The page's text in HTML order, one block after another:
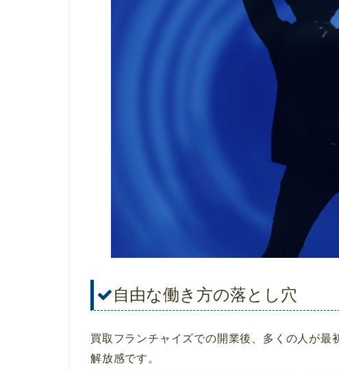
自由な働き方の落とし穴
買取フランチャイズでの開業後、多くの人が最
解放感です。